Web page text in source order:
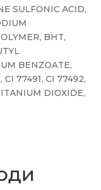
SULFONIC ACID,
BHT,
BENZOATE,
77491, CI 77492,
DIOXIDE,